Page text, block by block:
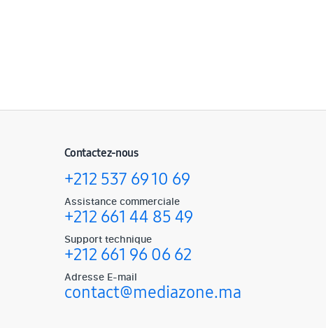
Contactez-nous
+212 537 69 10 69
Assistance commerciale
+212 661 44 85 49
Support technique
+212 661 96 06 62
Adresse E-mail
contact@mediazone.ma